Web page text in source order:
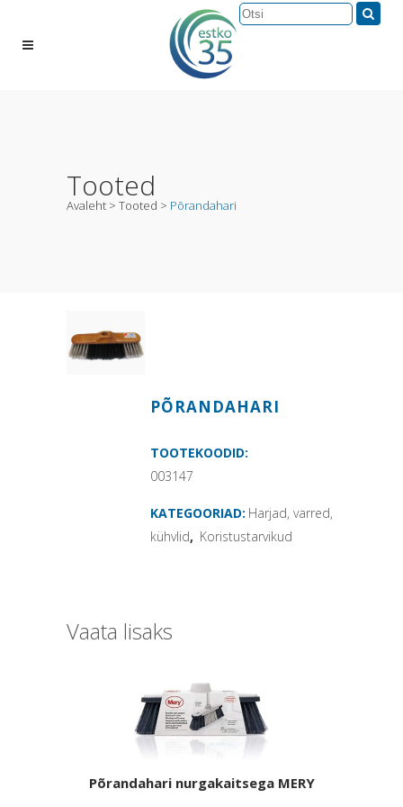
Tooted
Avaleht > Tooted > Põrandahari
PÕRANDAHARI
TOOTEKOODID:
003147
KATEGOORIAD: Harjad, varred,
kühvlid, Koristustarvikud
Vaata lisaks
Põrandahari nurgakaitsega MERY